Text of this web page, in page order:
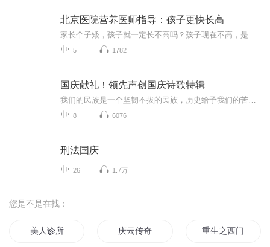
北京医院营养医师指导：孩子更快长高
5 1782
国庆献礼！领先声创国庆诗歌特辑
8 6076
刑法国庆
26 1.7万
您是不是在找：
美人诊所 庆云传奇 重生之西门庆